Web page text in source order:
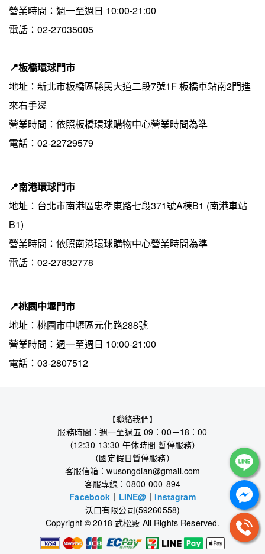
營業時間：週一至週日 10:00-21:00
電話：02-27035005
📍板橋環球門市
地址：新北市板橋區縣民大道二段7號1F 板橋車站南2門進
來右手邊
營業時間：依照板橋環球購物中心營業時間為準
電話：02-22729579﻿
📍南港環球門市
地址：台北市南港區忠孝東路七段371號A棟B1 (南港車站
B1)
營業時間：依照南港環球購物中心營業時間為準
電話：02-27832778
📍桃園中壢門市
地址：桃園市中壢區元化路288號
營業時間：週一至週日 10:00-21:00
電話：03-2807512
【聯絡我們】
服務時間：週一至週五 09：00－18：00
（12:30-13:30 午休時間 暫停服務）
（國定假日暫停服務）
客服信箱：wusongdian@gmail.com
客服專線：0800-000-894
Facebook ｜ LINE@ ｜Instagram
沃口有限公司(59260558)
Copyright © 2018 武松殿 All Rights Reserved.